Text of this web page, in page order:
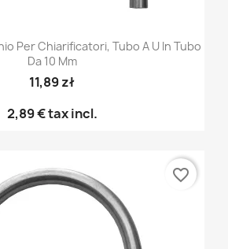
Per Chiarificatori, Tubo A U In Tubo
Da 10 Mm
11,89 zł
2,89 €tax incl.
favorite_border